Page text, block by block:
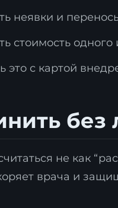
неявки и
стоимость
это с картой
не как
врача и